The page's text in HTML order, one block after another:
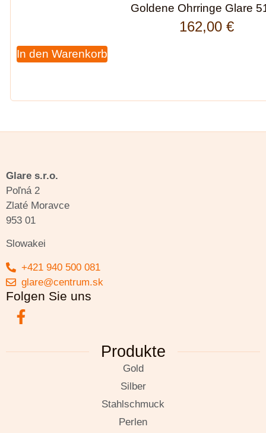
Goldene Ohrringe Glare
162,00 €
In den Warenkorb
Glare s.r.o.
Poľná 2
Zlaté Moravce
953 01
Slowakei
+421 940 500 081
glare@centrum.sk
Folgen Sie uns
Produkte
Gold
Silber
Stahlschmuck
Perlen